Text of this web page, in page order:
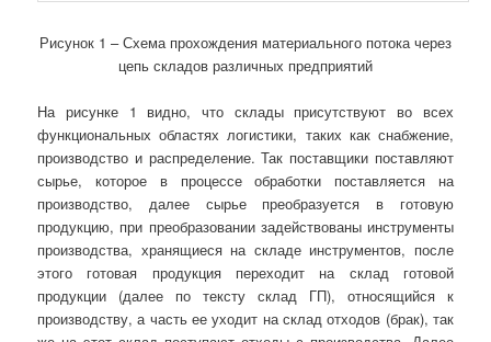
Рисунок 1 – Схема прохождения материального потока через
цепь складов различных предприятий
На рисунке 1 видно, что склады присутствуют во всех
функциональных областях логистики, таких как снабжение,
производство и распределение. Так поставщики поставляют
сырье, которое в процессе обработки поставляется на
производство, далее сырье преобразуется в готовую
продукцию, при преобразовании задействованы инструменты
производства, хранящиеся на складе инструментов, после
этого готовая продукция переходит на склад готовой
продукции (далее по тексту склад ГП), относящийся к
производству, а часть ее уходит на склад отходов (брак), так